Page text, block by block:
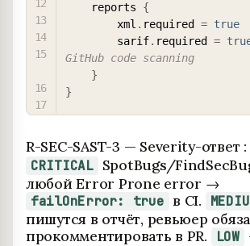
    reports
{
        xml
. required = true
        sarif
. required =
GitHub code scanning
}
}
R-SEC-SAST-3 — Severity-ответ :
CRITICAL SpotBugs/
любой Error Prone error →
failOnError: true в CI.
пишутся в отчёт, ревьюер
прокомментировать в PR.
LOW